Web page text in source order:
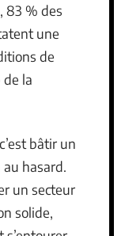
83 % des
une
de
la
bâtir un
hasard.
un secteur
solide,